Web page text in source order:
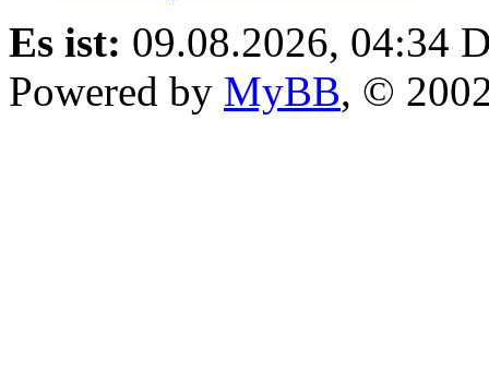
Es ist: 09.08.2026, 04:34
Powered by MyBB, ©